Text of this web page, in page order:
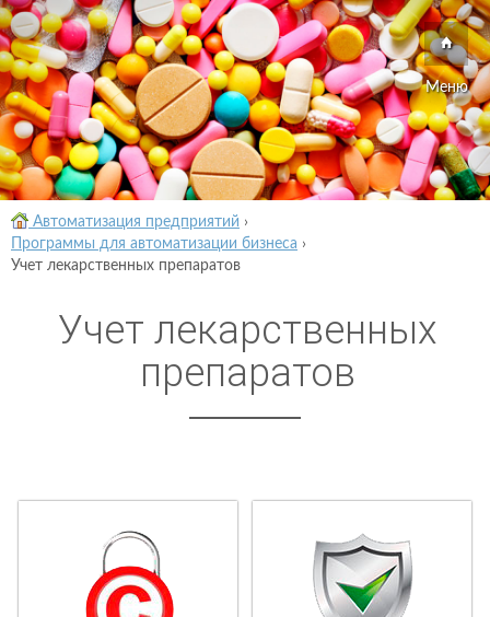
Меню
Автоматизация предприятий ›
Программы для автоматизации бизнеса ›
Учет лекарственных препаратов
Учет лекарственных
препаратов